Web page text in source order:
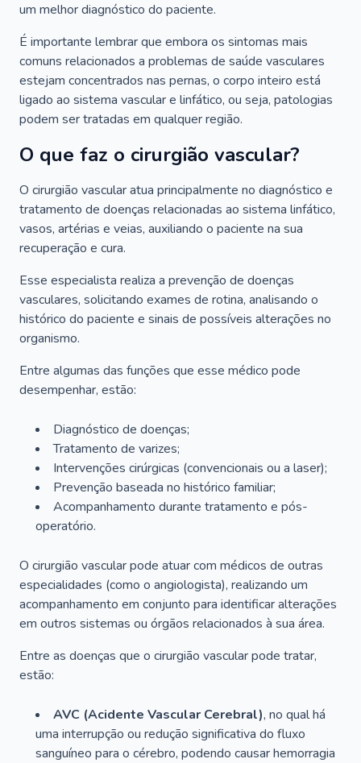
um melhor diagnóstico do paciente.
É importante lembrar que embora os sintomas mais
comuns relacionados a problemas de saúde vasculares
estejam concentrados nas pernas, o corpo inteiro está
ligado ao sistema vascular e linfático, ou seja, patologias
podem ser tratadas em qualquer região.
O que faz o cirurgião vascular?
O cirurgião vascular atua principalmente no diagnóstico e
tratamento de doenças relacionadas ao sistema linfático,
vasos, artérias e veias, auxiliando o paciente na sua
recuperação e cura.
Esse especialista realiza a prevenção de doenças
vasculares, solicitando exames de rotina, analisando o
histórico do paciente e sinais de possíveis alterações no
organismo.
Entre algumas das funções que esse médico pode
desempenhar, estão:
Diagnóstico de doenças;
Tratamento de varizes;
Intervenções cirúrgicas (convencionais ou a laser);
Prevenção baseada no histórico familiar;
Acompanhamento durante tratamento e pós-
operatório.
O cirurgião vascular pode atuar com médicos de outras
especialidades (como o angiologista), realizando um
acompanhamento em conjunto para identificar alterações
em outros sistemas ou órgãos relacionados à sua área.
Entre as doenças que o cirurgião vascular pode tratar,
estão:
AVC (Acidente Vascular Cerebral), no qual há
uma interrupção ou redução significativa do fluxo
sanguíneo para o cérebro, podendo causar hemorragia